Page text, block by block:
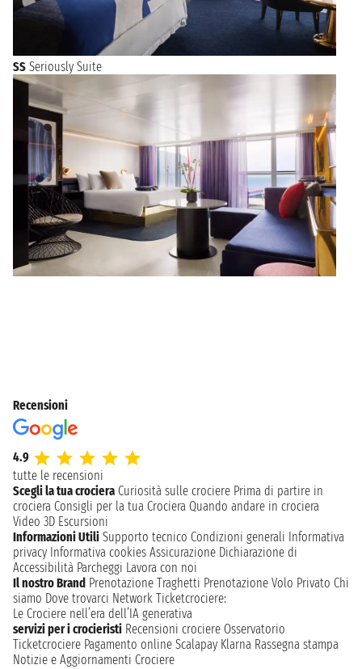
SS Seriously Suite
Recensioni
4.9
tutte le recensioni
Scegli la tua crociera Curiosità sulle crociere Prima di partire in
crociera Consigli per la tua Crociera Quando andare in crociera
Video 3D Escursioni
Informazioni Utili Supporto tecnico Condizioni generali Informativa
privacy Informativa cookies Assicurazione Dichiarazione di
Accessibilità Parcheggi Lavora con noi
Il nostro Brand Prenotazione Traghetti Prenotazione Volo Privato Chi
siamo Dove trovarci Network Ticketcrociere:
Le Crociere nell’era dell’IA generativa
servizi per i crocieristi Recensioni crociere Osservatorio
Ticketcrociere Pagamento online Scalapay Klarna Rassegna stampa
Notizie e Aggiornamenti Crociere